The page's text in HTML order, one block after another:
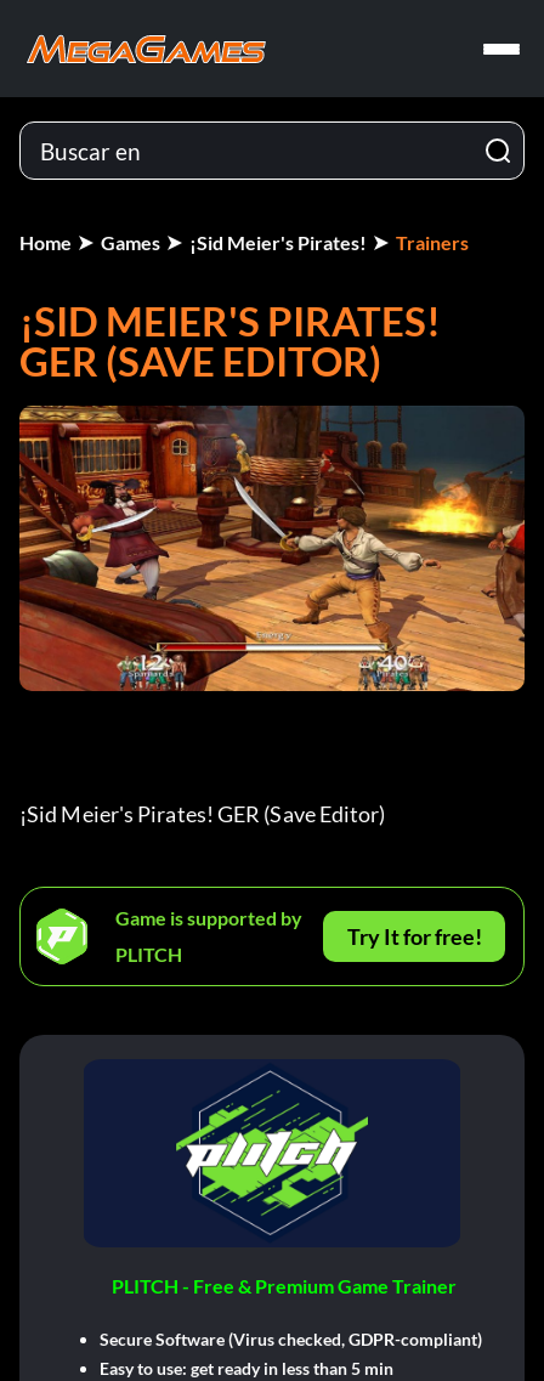
Home Games ¡Sid Meier's Pirates! Trainers
¡SID MEIER'S PIRATES!
GER (SAVE EDITOR)
¡Sid Meier's Pirates! GER (Save Editor)
Game is supported by
PLITCH
Try It for free!
PLITCH - Free & Premium Game Trainer
Secure Software (Virus checked, GDPR-compliant)
Easy to use: get ready in less than 5 min